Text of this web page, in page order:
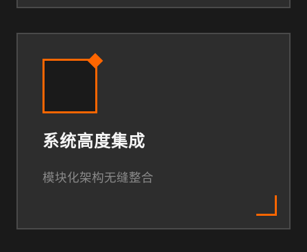
系统高度集成
模块化架构无缝整合